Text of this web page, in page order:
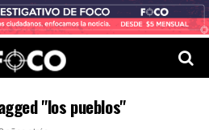
"los pueblos"